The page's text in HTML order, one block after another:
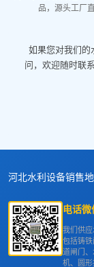
品，源头工厂
如果您对我们的
问，欢迎随时联
河北水利设备销售地
电话微
我们供
包括铸
道闸门
机、圆